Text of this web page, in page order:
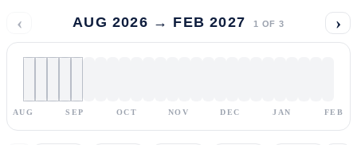
‹ AUG 2026 → FEB 2027 1 OF 3 ›
AUG SEP OCT NOV DEC JAN FEB